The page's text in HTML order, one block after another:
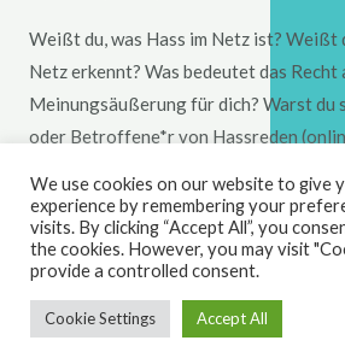
Weißt du, was Hass im Netz ist? Weißt
Netz erkennt? Was bedeutet das Recht
Meinungsäußerung für dich? Warst du
oder Betroffene*r von Hassreden
kannst?
Das LEAD-Online-Projekt möchte
helfen, besser zu verstehen, was Hass
man Online-Hass(rede) erkennen und
We use cookies on our website to give
experience by remembering your
visits. By clicking “Accept All”, you
the cookies. However, you may visit
provide a controlled consent.
Cookie Settings Accept All